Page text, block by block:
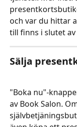
och var du hittar
till finns i slutet
Sälja
"Boka nu"-
av Book Salon.